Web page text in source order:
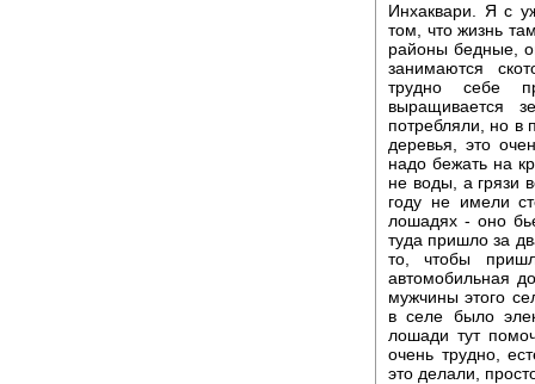
Инхаквари. Я с
том, что жизнь
районы бедные,
занимаются
трудно себе
выращивается
потребляли, но в
деревья, это
надо бежать на
не воды, а грязи
году не имели
лошадях - оно
туда пришло за
то, чтобы
автомобильная
мужчины этого
в селе было
лошади тут
очень трудно,
это делали,